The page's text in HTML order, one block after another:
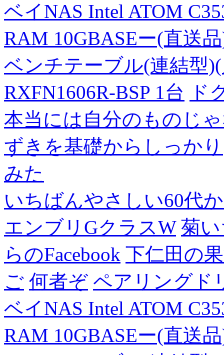
ベイNAS Intel ATOM
RAM 10GBASEー(直送
ベンチテーブル(連結型
RXFN1606R-BSP 1台
ド
本当には自分のものじ
ずきを基礎からしっかり
みた
いちばんやさしい60代
エンブリGクラスW 菊
らのFacebook 下仁田の
ご 何者ぞ ペアリングド
ベイNAS Intel ATOM
RAM 10GBASEー(直送